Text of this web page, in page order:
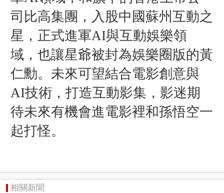
司比高集團，入股中國蘇州互動之
星，正式進軍AI與互動娛樂領
域，也讓星爺被封為娛樂圈版的黃
仁勳。未來可望結合電影創意與
AI技術，打造互動影集，影迷期
待未來有機會進電影裡和孫悟空一
起打怪。
相關新聞